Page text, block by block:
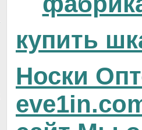
купить
Носки